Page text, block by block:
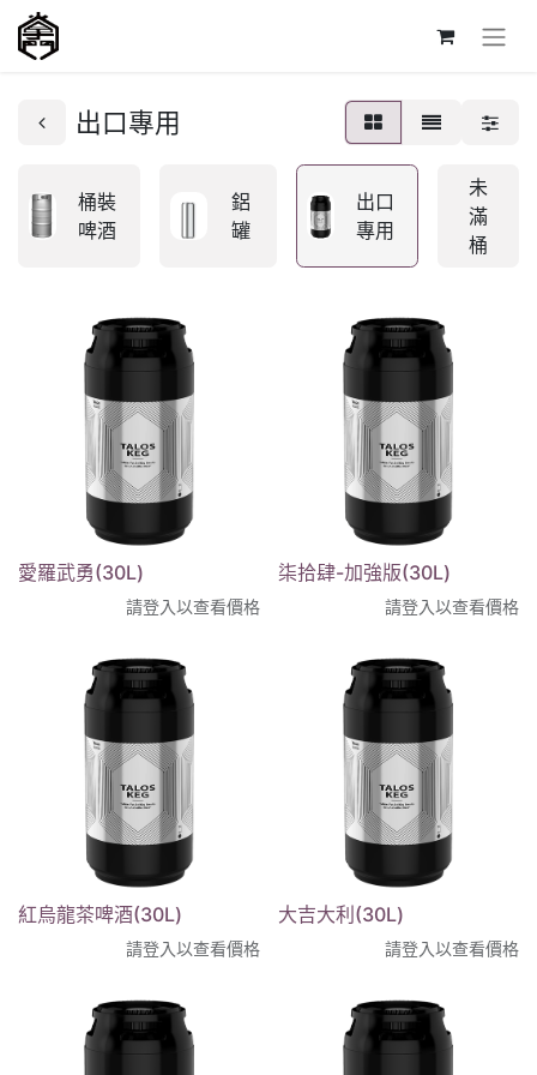
出口專用
桶裝
啤酒
鋁
罐
出口
專用
未
滿
桶
愛羅武勇(30L)
請登入以查看價格
柒拾肆-加強版(30L)
請登入以查看價格
紅烏龍茶啤酒(30L)
請登入以查看價格
大吉大利(30L)
請登入以查看價格